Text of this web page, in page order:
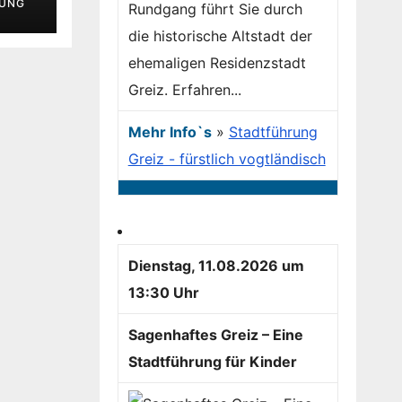
Rundgang führt Sie durch
die historische Altstadt der
ehemaligen Residenzstadt
Greiz. Erfahren...
Mehr Info`s» Stadtführung
Greiz - fürstlich vogtländisch
Dienstag, 11.08.2026 um
13:30 Uhr
Sagenhaftes Greiz – Eine
Stadtführung für Kinder